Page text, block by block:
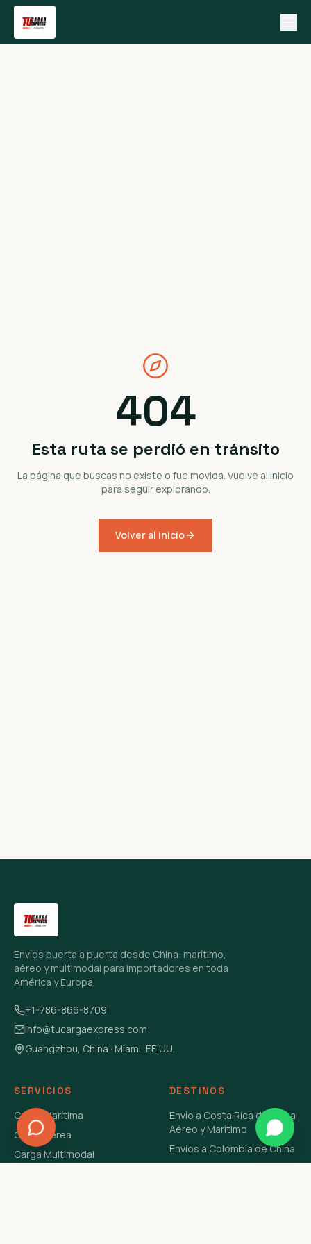
404
Esta ruta se perdió en tránsito
La página que buscas no existe o fue movida. Vuelve al inicio
para seguir explorando.
Volver al inicio
Envíos puerta a puerta desde China: marítimo,
aéreo y multimodal para importadores en toda
América y Europa.
+1-786-866-8709
info@tucargaexpress.com
Guangzhou, China · Miami, EE.UU.
SERVICIOS
Carga Marítima
Carga Aérea
Carga Multimodal
DESTINOS
Envío a Costa Rica de China
Aéreo y Marítimo
Envíos a Colombia de China